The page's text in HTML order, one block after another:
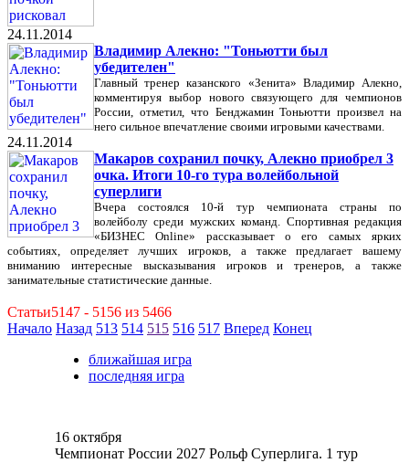
24.11.2014
Владимир Алекно: "Тоньютти был
убедителен"
Главный тренер казанского «Зенита» Владимир Алекно,
комментируя выбор нового связующего для чемпионов
России, отметил, что Бенджамин Тоньютти произвел на
него сильное впечатление своими игровыми качествами.
24.11.2014
Макаров сохранил почку, Алекно приобрел 3
очка. Итоги 10-го тура волейбольной
суперлиги
Вчера состоялся 10-й тур чемпионата страны по
волейболу среди мужских команд. Спортивная редакция
«БИЗНЕС Online» рассказывает о его самых ярких
событиях, определяет лучших игроков, а также предлагает вашему
вниманию интересные высказывания игроков и тренеров, а также
занимательные статистические данные.
Статьи5147 - 5156 из 5466
Начало Назад 513 514 515 516 517 Вперед Конец
ближайшая игра
последняя игра
16 октября
Чемпионат России 2027 Рольф Суперлига. 1 тур